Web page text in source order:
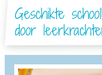
Geschikte
door